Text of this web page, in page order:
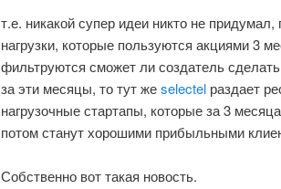
т.е. никакой супер идеи никто не
нагрузки, которые пользуются акциями 3
фильтруются сможет ли создатель
за эти месяцы, то тут жеselectelраздает
нагрузочные стартапы, которые за 3
потом станут хорошими прибыльными
Собственно вот такая новость.